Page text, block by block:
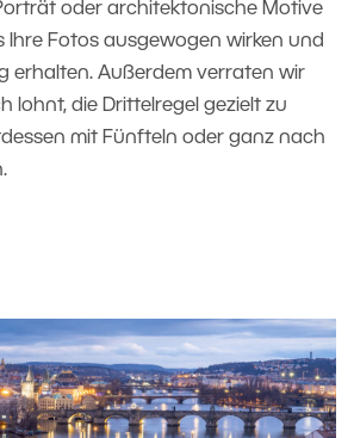
oder architektonische Motive
Ihre Fotos ausgewogen wirken und
erhalten. Außerdem verraten wir
lohnt, die Drittelregel gezielt zu
mit Fünfteln oder ganz nach